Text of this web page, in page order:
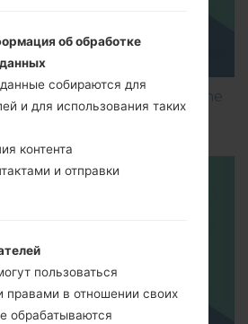
Firmware on LG Smartphone
Flash Tool 2014?
об обработке
собираются для
и для использования таких
контента
и отправки
пользоваться
правами в отношении своих
обрабатываются